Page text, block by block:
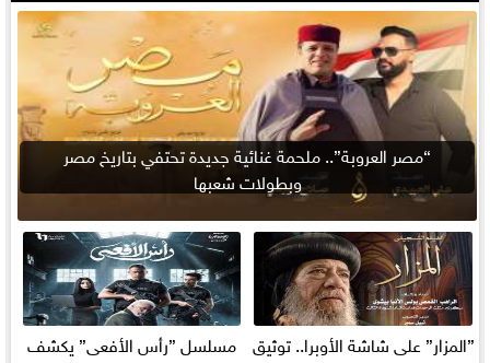
“مصر العروبة”.. ملحمة غنائية جديدة تحتفي بتاريخ مصر
وبطولات شعبها
”المزار” على شاشة الأوبرا.. توثيق مسلسل ”رأس الأفعى” يكشف